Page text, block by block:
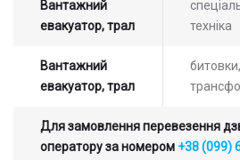
Вантажний
евакуатор, трал
техніка
Вантажний
евакуатор, трал
Для замовлення перевезення
оператору за номером +38 (099)